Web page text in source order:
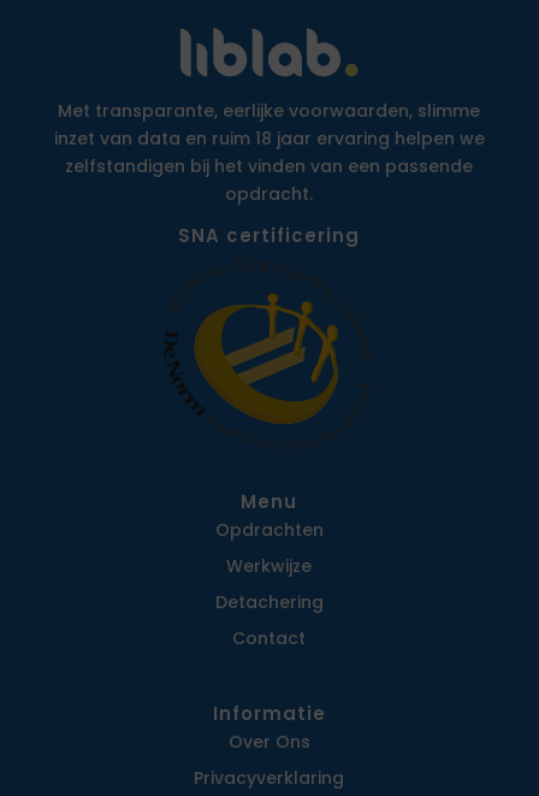
Met transparante, eerlijke voorwaarden, slimme
inzet van data en ruim 18 jaar ervaring helpen we
zelfstandigen bij het vinden van een passende
opdracht.
SNA certificering
Menu
Opdrachten
Werkwijze
Detachering
Contact
Informatie
Over Ons
Privacy­verklaring